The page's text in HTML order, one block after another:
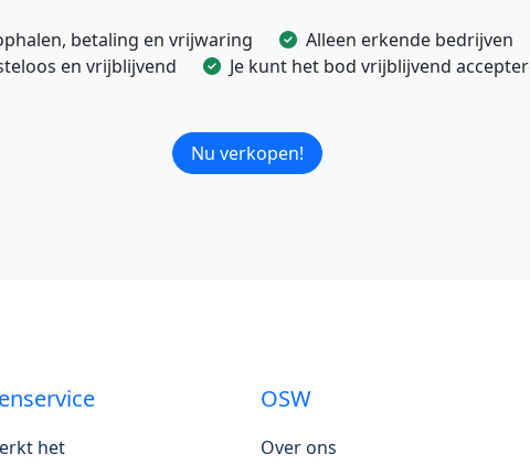
betaling en vrijwaring Alleen erkende bedrijven
en vrijblijvend
Je kunt het bod vrijblijvend
Nu verkopen!
het
OSW
Over ons